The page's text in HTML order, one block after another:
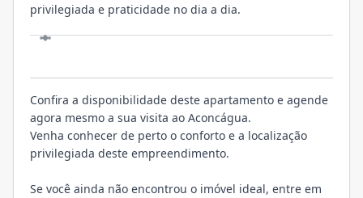
privilegiada e praticidade no dia a dia.
Confira a disponibilidade deste apartamento e agende
agora mesmo a sua visita ao Aconcágua.
Venha conhecer de perto o conforto e a localização
privilegiada deste empreendimento.
Se você ainda não encontrou o imóvel ideal, entre em